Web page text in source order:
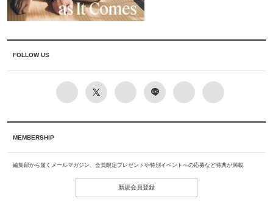
FOLLOW US
MEMBERSHIP
編集部から届くメールマガジン、会員限定プレゼントや特別イベントへの応募など特典が満載
新規会員登録